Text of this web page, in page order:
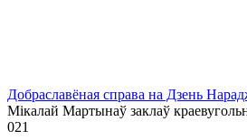
Добраславёная справа на Дзень
Мікалай Мартынаў заклаў
021